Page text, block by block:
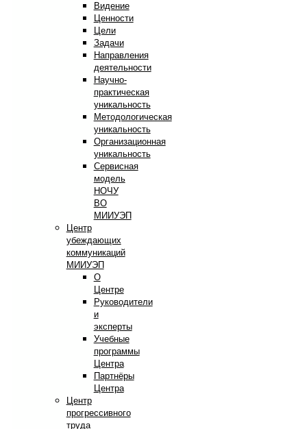
Видение
Ценности
Цели
Задачи
Направления
деятельности
Научно-
практическая
уникальность
Методологическая
уникальность
Организационная
уникальность
Сервисная
модель
НОЧУ
ВО
МИИУЭП
Центр
убеждающих
коммуникаций
МИИУЭП
О
Центре
Руководители
и
эксперты
Учебные
программы
Центра
Партнёры
Центра
Центр
прогрессивного
труда